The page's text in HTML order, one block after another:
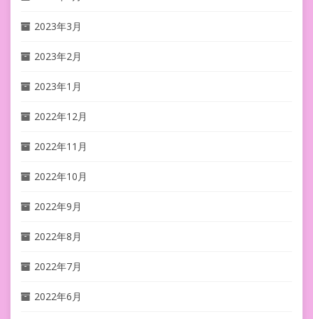
2023年3月
2023年2月
2023年1月
2022年12月
2022年11月
2022年10月
2022年9月
2022年8月
2022年7月
2022年6月